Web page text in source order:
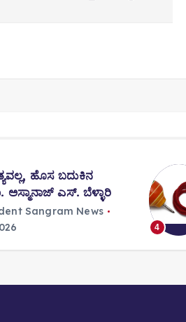
ಹೊಸ ಬದುಕಿನ
ಅಸ್ಮಾನಾಜ್ ಎಸ್. ಬೆಳ್ಳಾರಿ
Sangram News
4